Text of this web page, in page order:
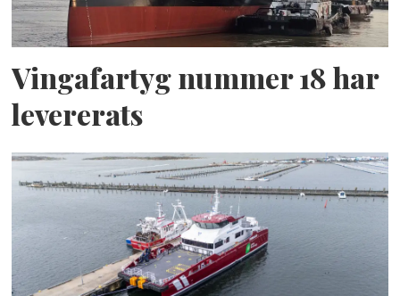
Vingafartyg nummer 18 har
levererats